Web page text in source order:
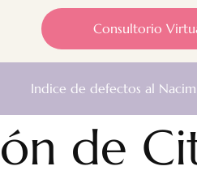
Consultorio
Indice de defectos al
de